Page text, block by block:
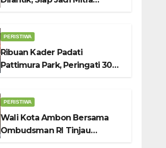
PERISTIWA
Ribuan Kader Padati
Pattimura Park, Peringati 30
PERISTIWA
Wali Kota Ambon Bersama
Ombudsman RI Tinjau